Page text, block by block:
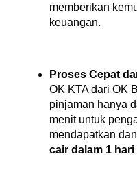
memberikan
keuangan.
Proses Cepat
OK KTA dari OK
pinjaman hanya
menit untuk
mendapatkan
cair dalam 1 hari